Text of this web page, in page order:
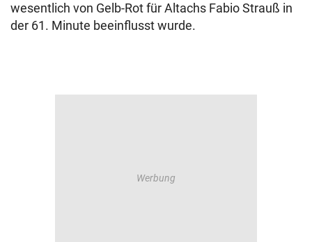
wesentlich von Gelb-Rot für Altachs Fabio Strauß in
der 61. Minute beeinflusst wurde.